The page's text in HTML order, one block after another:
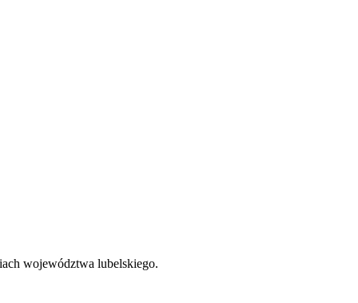
województwa lubelskiego.